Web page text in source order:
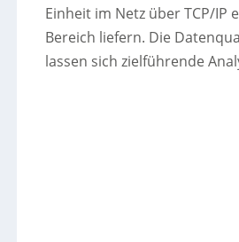
Einheit im Netz über TCP/
Bereich liefern. Die
lassen sich zielführende